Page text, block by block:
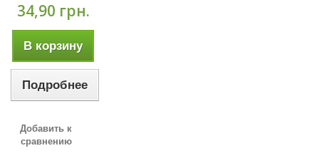
34,90 грн.
В корзину
Подробнее
Добавить к
сравнению